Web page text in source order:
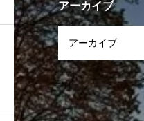
アーカイブ